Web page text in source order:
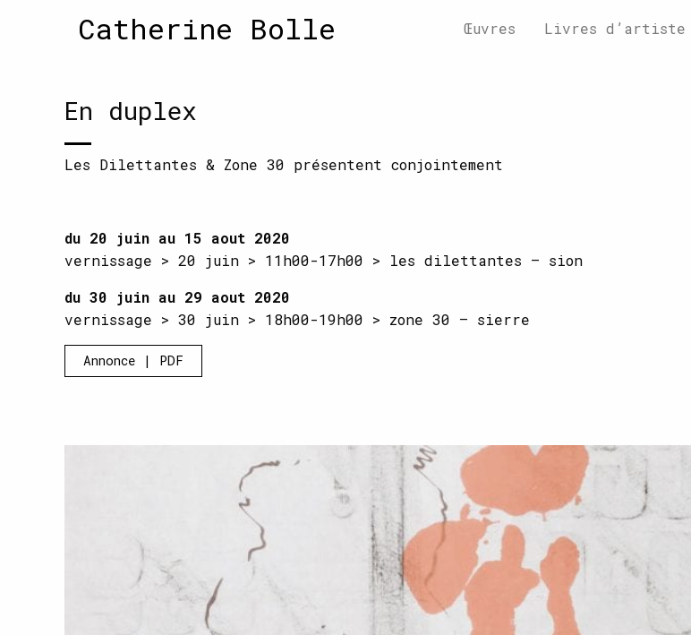
Catherine Bolle Œuvres Livres d’artiste
En duplex
Les Dilettantes & Zone 30 présentent conjointement
du 20 juin au 15 aout 2020
vernissage > 20 juin > 11h00-17h00 > les dilettantes – sion
du 30 juin au 29 aout 2020
vernissage > 30 juin > 18h00-19h00 > zone 30 – sierre
Annonce | PDF